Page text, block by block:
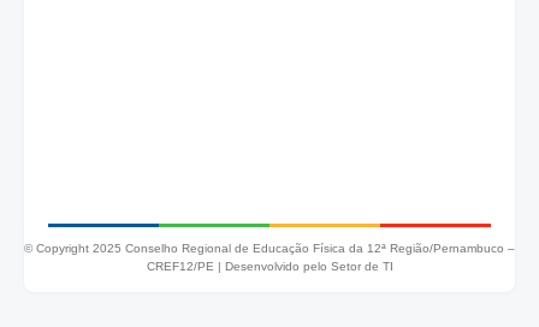
© Copyright 2025 Conselho Regional de Educação Física da 12ª Região/Pernambuco –
CREF12/PE | Desenvolvido pelo Setor de TI